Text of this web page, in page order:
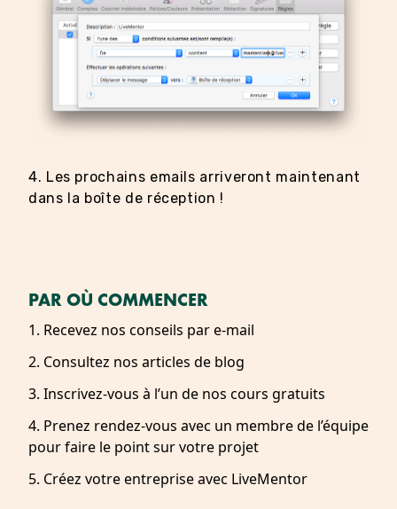
4. Les prochains emails arriveront maintenant
dans la boîte de réception !
PAR OÙ COMMENCER
1. Recevez nos conseils par e-mail
2. Consultez nos articles de blog
3. Inscrivez-vous à l’un de nos cours gratuits
4. Prenez rendez-vous avec un membre de l’équipe
pour faire le point sur votre projet
5. Créez votre entreprise avec LiveMentor